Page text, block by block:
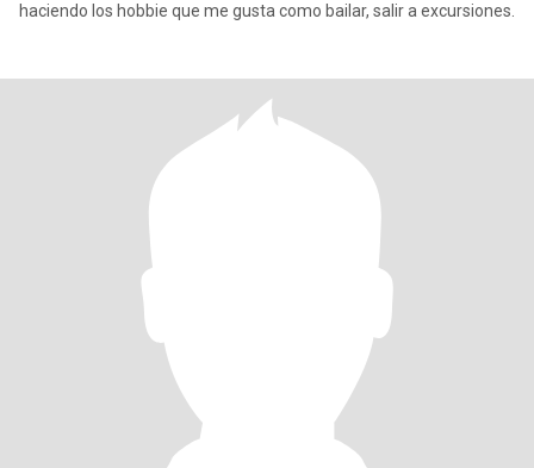
haciendo los hobbie que me gusta como bailar, salir a excursiones.